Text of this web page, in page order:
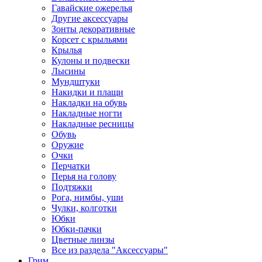
Гавайские ожерелья
Другие аксессуары
Зонты декоративные
Корсет с крыльями
Крылья
Кулоны и подвески
Лысины
Мундштуки
Накидки и плащи
Накладки на обувь
Накладные ногти
Накладные ресницы
Обувь
Оружие
Очки
Перчатки
Перья на голову
Подтяжки
Рога, нимбы, уши
Чулки, колготки
Юбки
Юбки-пачки
Цветные линзы
Все из раздела "Аксессуары"